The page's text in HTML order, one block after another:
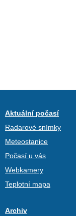
Aktuální počasí
Radarové snímky
Meteostanice
Počasí u vás
Webkamery
Teplotní mapa
Archiv